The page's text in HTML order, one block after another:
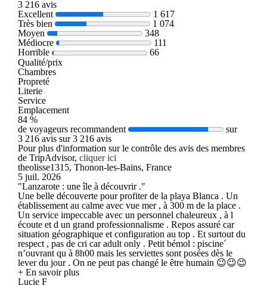
3 216 avis
Excellent
1 617
Très bien
1 074
Moyen
348
Médiocre
111
Horrible
66
Qualité/prix
Chambres
Propreté
Literie
Service
Emplacement
84 %
de voyageurs recommandent
sur
3 216 avis sur 3 216 avis
Pour plus d'information sur le contrôle des avis des membres
de TripAdvisor, cliquer ici
theolisse1315, Thonon-les-Bains, France
5 juil. 2026
"Lanzarote : une île à découvrir ."
Une belle découverte pour profiter de la playa Blanca . Un
établissement au calme avec vue mer , à 300 m de la place .
Un service impeccable avec un personnel chaleureux , à l
écoute et d un grand professionnalisme . Repos assuré car
situation géographique et configuration au top . Et surtout du
respect , pas de cri car adult only . Petit bémol : piscine´
n’ouvrant qu à 8h00 mais les serviettes sont posées dès le
lever du jour . On ne peut pas changé le être humain 😉😉😉
+ En savoir plus
Lucie F